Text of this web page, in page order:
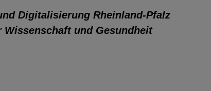
Digitalisierung Rheinland-Pfalz
und Gesundheit